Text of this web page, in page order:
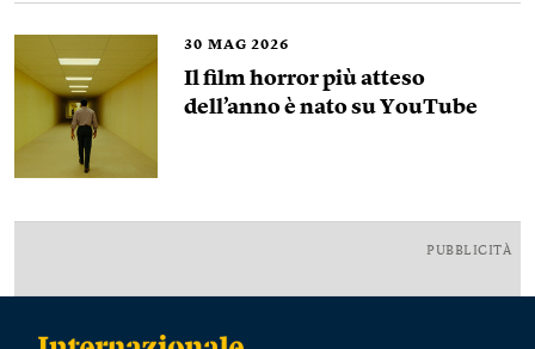
30 MAG 2026
Il film horror più atteso
dell’anno è nato su YouTube
PUBBLICITÀ